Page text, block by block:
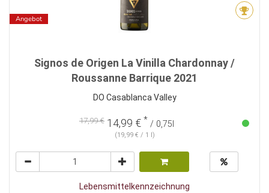
Angebot
Signos de Origen La Vinilla Chardonnay /
Roussanne Barrique 2021
DO Casablanca Valley
17,99 € 14,99 € * / 0,75l
(19,99 € / 1 l)
Lebensmittelkennzeichnung